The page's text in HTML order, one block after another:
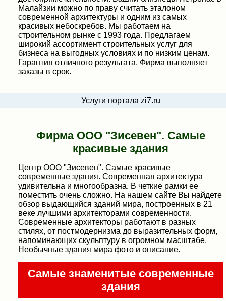
Малайзии можно по праву считать эталоном
современной архитектуры и одним из самых
красивых небоскребов. Мы работаем на
строительном рынке с 1993 года. Предлагаем
широкий ассортимент строительных услуг для
бизнеса на выгодных условиях и по низким ценам.
Гарантия отличного результата. Фирма выполняет
заказы в срок.
Услуги портала zi7.ru
Фирма ООО "Зисевен". Самые
красивые здания
Центр ООО "Зисевен". Самые красивые
современные здания. Современная архитектура
удивительна и многообразна. В четкие рамки ее
поместить очень сложно. На нашем сайте Вы найдете
обзор выдающийся зданий мира, построенных в 21
веке лучшими архитекторами современности.
Современные архитекторы работают в разных
стилях, от постмодернизма до выразительных форм,
напоминающих скульптуру в огромном масштабе.
Необычные здания мира фото и описание.
Самые знаменитые современные
здания